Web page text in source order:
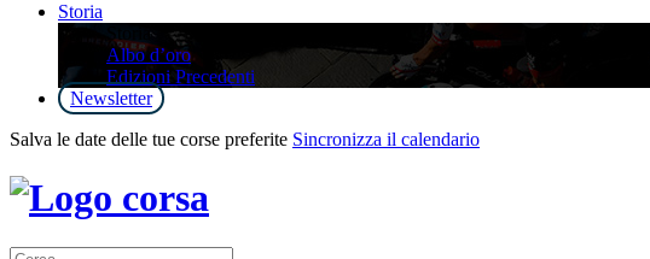
Storia
Storia
Albo d’oro
Edizioni Precedenti
Newsletter
Salva le date delle tue corse preferite Sincronizza il calendario